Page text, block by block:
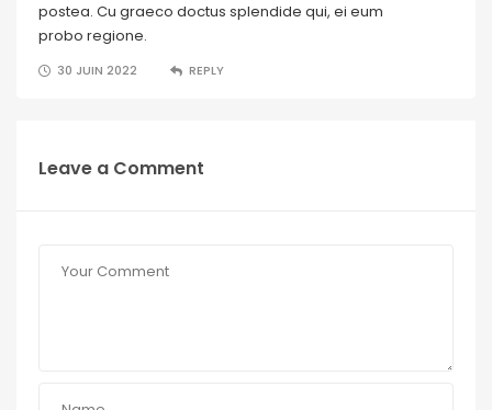
postea. Cu graeco doctus splendide qui, ei eum
probo regione.
30 JUIN 2022 REPLY
Leave a Comment